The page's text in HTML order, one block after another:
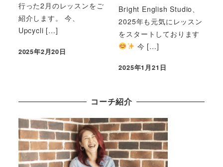
行った2月のレッスンをご
紹介します。 今、
Upcycli […]
2025年2月20日
Bright English Studio、
2025年も元気にレッスン
をスタートしております
今 […]
2025年1月21日
コーチ紹介